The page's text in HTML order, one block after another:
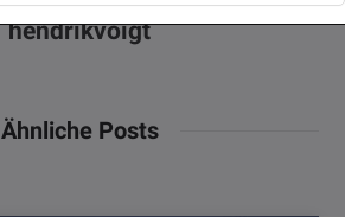
hendrikvoigt
Ähnliche Posts